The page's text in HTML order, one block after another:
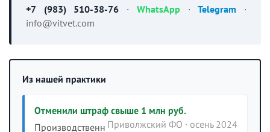
+7 (983) 510-38-76 · WhatsApp ·Telegram ·
info@vitvet.com
Из нашей практики
Отменили штраф свыше 1 млн руб.
Приволжский ФО · осень 2024
Производственн